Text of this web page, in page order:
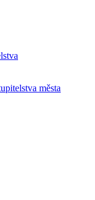
města